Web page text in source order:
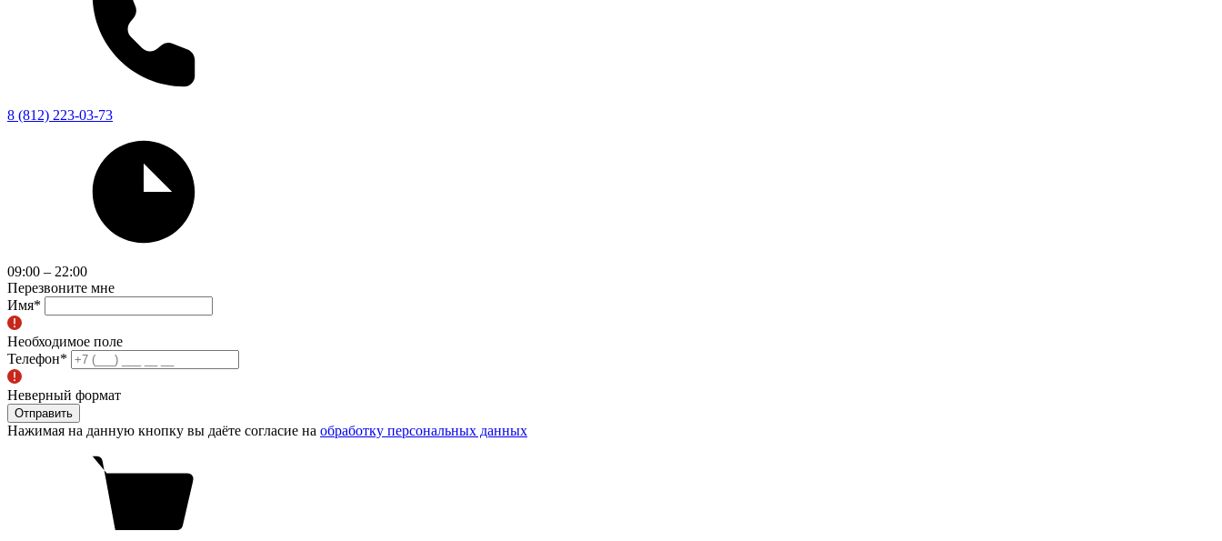
8 (812) 223-03-73
09:00 – 22:00
Перезвоните мне
Имя*
Необходимое поле
Телефон*
Неверный формат
Отправить
Нажимая на данную кнопку вы даёте согласие на обработку персональных данных